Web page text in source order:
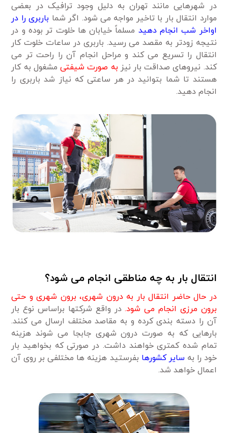
در شهرهایی مانند تهران به دلیل وجود ترافیک در بعضی
موارد انتقال بار با تاخیر مواجه می شود. اگر شما باربری را در
اواخر شب انجام دهید مسلماً خیابان ها خلوت تر بوده و در
نتیجه زودتر به مقصد می رسید. باربری در ساعات خلوت کار
انتقال را تسریع می کند و مراحل انجام آن را راحت تر می
کند. نیروهای صداقت بار نیز به صورت شیفتیمشغول به کار
هستند تا شما بتوانید در هر ساعتی که نیاز شد باربری را
انجام دهید.
انتقال بار به چه مناطقی انجام می شود؟
در حال حاضر انتقال بار به درون شهری، برون شهری و حتی
برون مرزی انجام می شود.در واقع شرکتها براساس نوع بار
آن را دسته بندی کرده و به مقاصد مختلف ارسال می کنند.
بارهایی که به صورت درون شهری جابجا می شوند هزینه
تمام شده کمتری خواهند داشت. در صورتی که بخواهید بار
خود را به سایر کشورها بفرستید هزینه ها مختلفی بر روی آن
اعمال خواهد شد.